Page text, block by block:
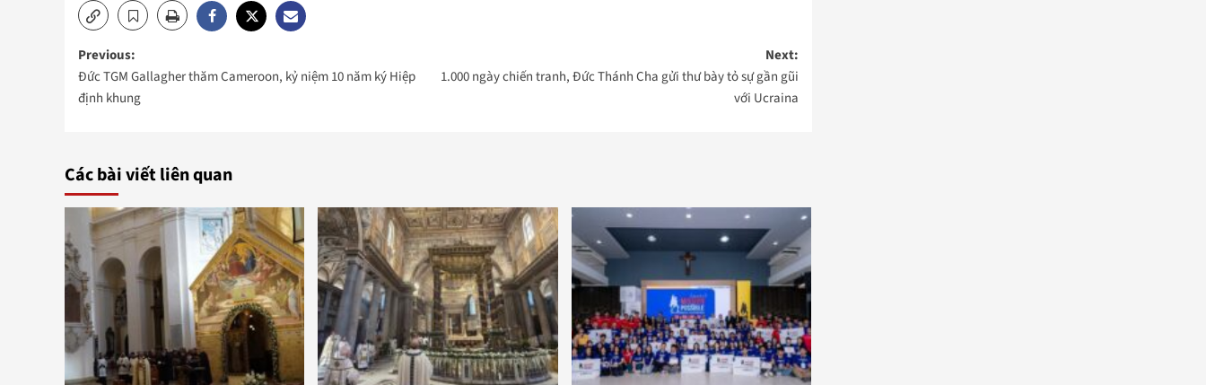
Post
navigation
Previous:
Đức TGM Gallagher thăm Cameroon, kỷ niệm 10 năm ký Hiệp
định khung
Next:
1.000 ngày chiến tranh, Đức Thánh Cha gửi thư bày tỏ sự gần gũi
với Ucraina
Các bài viết liên quan